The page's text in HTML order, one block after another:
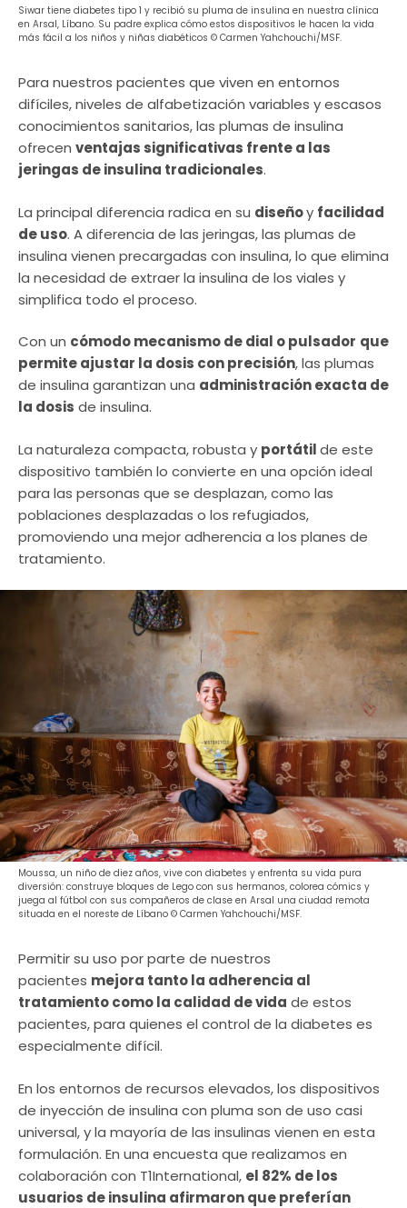
Siwar tiene diabetes tipo 1 y recibió su pluma de insulina en nuestra clínica
en Arsal, Líbano. Su padre explica cómo estos dispositivos le hacen la vida
más fácil a los niños y niñas diabéticos © Carmen Yahchouchi/MSF.
Para nuestros pacientes que viven en entornos
difíciles, niveles de alfabetización variables y escasos
conocimientos sanitarios, las plumas de insulina
ofrecen ventajas significativas frente a las
jeringas de insulina tradicionales.
La principal diferencia radica en su diseñoy facilidad
de uso. A diferencia de las jeringas, las plumas de
insulina vienen precargadas con insulina, lo que elimina
la necesidad de extraer la insulina de los viales y
simplifica todo el proceso.
Con un cómodo mecanismo de dial o pulsador que
permite ajustar la dosis con precisión, las plumas
de insulina garantizan una administración exacta de
la dosis de insulina.
La naturaleza compacta, robusta y portátilde este
dispositivo también lo convierte en una opción ideal
para las personas que se desplazan, como las
poblaciones desplazadas o los refugiados,
promoviendo una mejor adherencia a los planes de
tratamiento.
Moussa, un niño de diez años, vive con diabetes y enfrenta su vida pura
diversión: construye bloques de Lego con sus hermanos, colorea cómics y
juega al fútbol con sus compañeros de clase en Arsal una ciudad remota
situada en el noreste de Líbano © Carmen Yahchouchi/MSF.
Permitir su uso por parte de nuestros
pacientes mejora tanto la adherencia al
tratamiento como la calidad de vida de estos
pacientes, para quienes el control de la diabetes es
especialmente difícil.
En los entornos de recursos elevados, los dispositivos
de inyección de insulina con pluma son de uso casi
universal, y la mayoría de las insulinas vienen en esta
formulación. En una encuesta que realizamos en
colaboración con T1International, el 82% de los
usuarios de insulina afirmaron que preferían